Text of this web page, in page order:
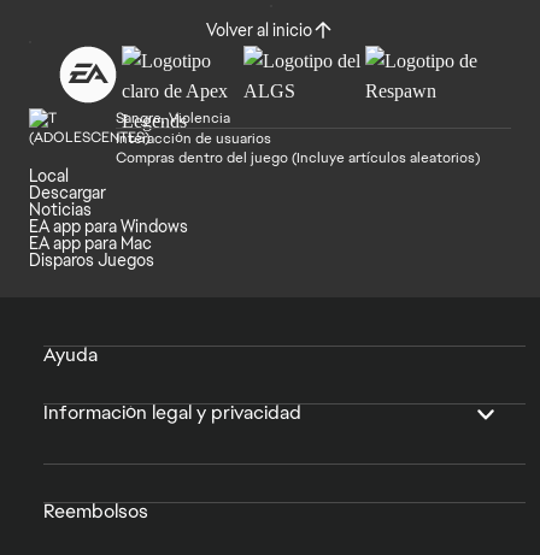
Volver al inicio
Sangre, Violencia
Interacción de usuarios
Compras dentro del juego (Incluye artículos aleatorios)
Local
Descargar
Noticias
EA app para Windows
EA app para Mac
Disparos Juegos
Ayuda
Información legal y privacidad
Reembolsos